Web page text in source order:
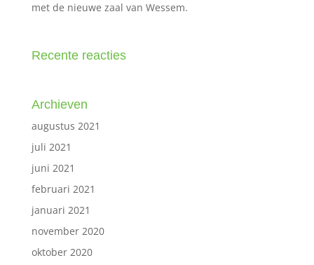
met de nieuwe zaal van Wessem.
Recente reacties
Archieven
augustus 2021
juli 2021
juni 2021
februari 2021
januari 2021
november 2020
oktober 2020